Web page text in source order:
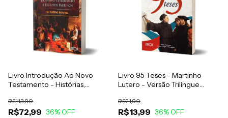
Livro Introdução Ao Novo
Testamento - Histórias,
Eugene Boring - Vol. 1
R$72,99
R$113,90
36% OFF
Livro 95 Teses - Martinho
Lutero - Versão Trilíngue
R$13,99
R$21,90
36% OFF